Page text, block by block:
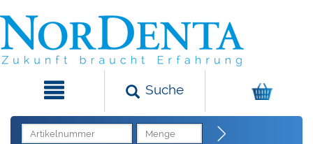
Suche